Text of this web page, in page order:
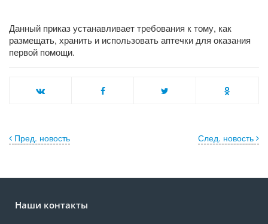
Данный приказ устанавливает требования к тому, как
размещать, хранить и использовать аптечки для оказания
первой помощи.
След. новость
Пред. новость
Наши контакты